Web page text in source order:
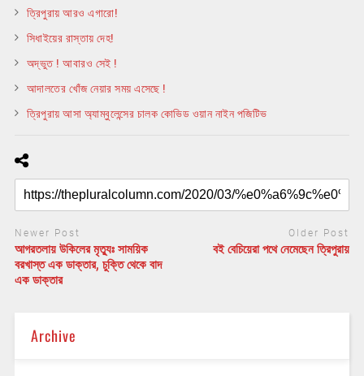
ত্রিপুরায় আরও এগারো!
সিধাইয়ের রাস্তায় দেহ!
অদ্ভুত ! আবারও সেই !
আদালতের খোঁজ নেয়ার সময় এসেছে !
ত্রিপুরায় আসা অ্যাম্বুলেন্সের চালক কোভিড ওয়ান নাইন পজিটিভ
Newer Post
আগরতলায় উকিলের মৃত্যুঃ সাময়িক
বরখাস্ত এক ডাক্তার, চুক্তি থেকে বাদ
এক ডাক্তার
Older Post
বই বেচিয়েরা পথে নেমেছেন ত্রিপুরায়
Archive